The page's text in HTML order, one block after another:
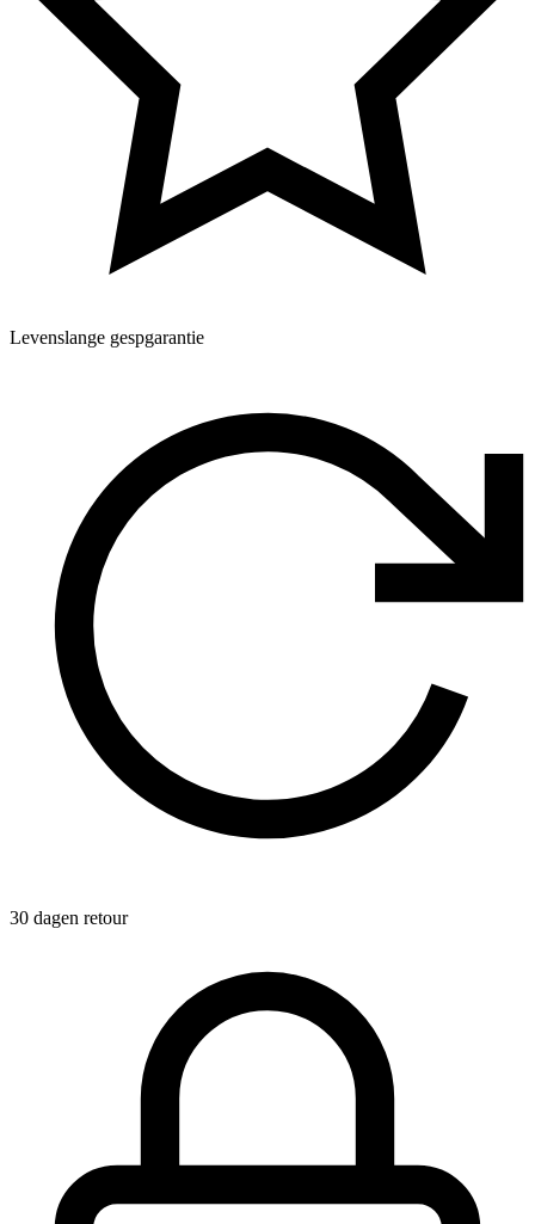
Levenslange gespgarantie
30 dagen retour